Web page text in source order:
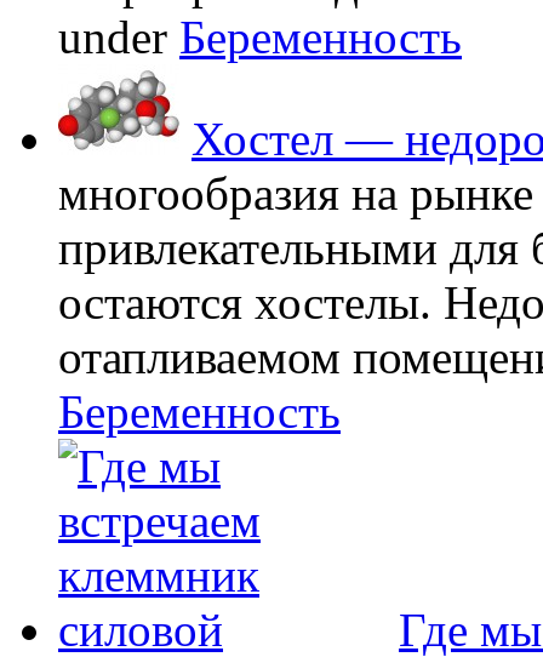
under Беременность
Хостел —
многообразия на
привлекательными
остаются хостелы.
отапливаемом
Беременность
Где